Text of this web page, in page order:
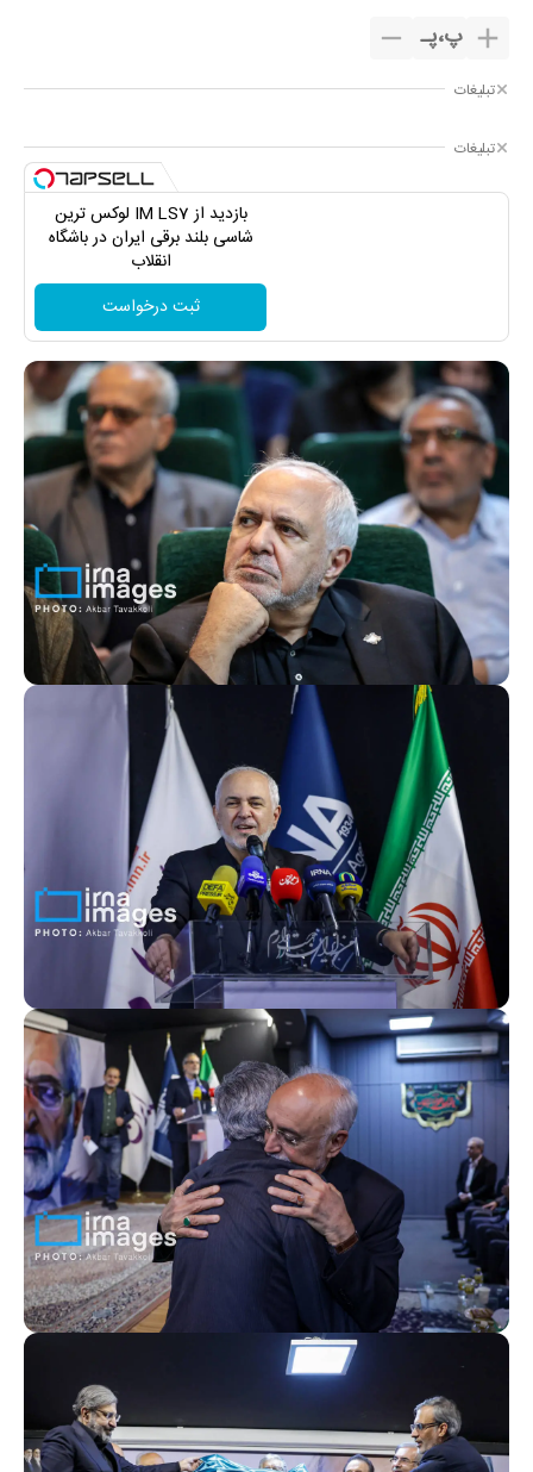
پ،پـ
تبلیغات
تبلیغات
بازدید از IM LS7 لوکس ترین
شاسی بلند برقی ایران در باشگاه
انقلاب
ثبت درخواست